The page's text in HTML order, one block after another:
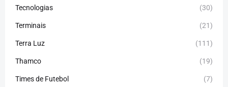
Tecnologias (30)
Terminais (21)
Terra Luz (111)
Thamco (19)
Times de Futebol (7)